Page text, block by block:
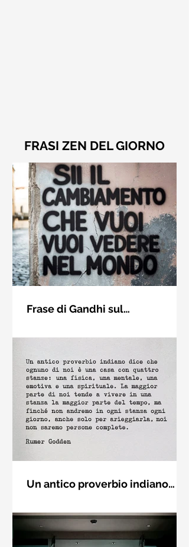
FRASI ZEN DEL GIORNO
Frase di Gandhi sul
Un antico proverbio indiano
con la macchina per scrivere
ognuno di noi è una casa con quattro
stanze: una fisica, una mentale, una